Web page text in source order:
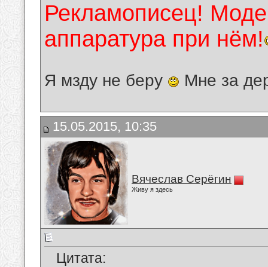
Рекламописец!
аппаратура при нём!
Я мзду не беру Мне за
15.05.2015, 10:35
Вячеслав Серёгин
Живу я здесь
Цитата: